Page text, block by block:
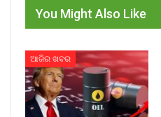
You Might Also Like
ଆଜିର ଖବର